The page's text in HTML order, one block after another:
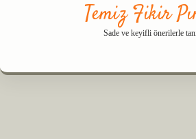
Temiz Fikir
Sade ve keyifli önerilerle